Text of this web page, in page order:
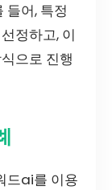
들어, 특정
정하고, 이
으로 진행
드ai를 이용